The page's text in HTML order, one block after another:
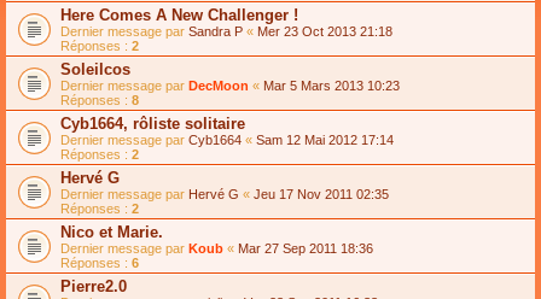
Here Comes A New Challenger !
Dernier message par Sandra P « Mer 23 Oct 2013 21:18
Réponses : 2
Soleilcos
Dernier message par DecMoon « Mar 5 Mars 2013 10:23
Réponses : 8
Cyb1664, rôliste solitaire
Dernier message par Cyb1664 « Sam 12 Mai 2012 17:14
Réponses : 2
Hervé G
Dernier message par Hervé G « Jeu 17 Nov 2011 02:35
Réponses : 2
Nico et Marie.
Dernier message par Koub « Mar 27 Sep 2011 18:36
Réponses : 6
Pierre2.0